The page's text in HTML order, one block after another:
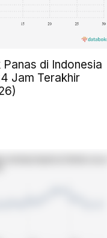
di Indonesia
Jam Terakhir